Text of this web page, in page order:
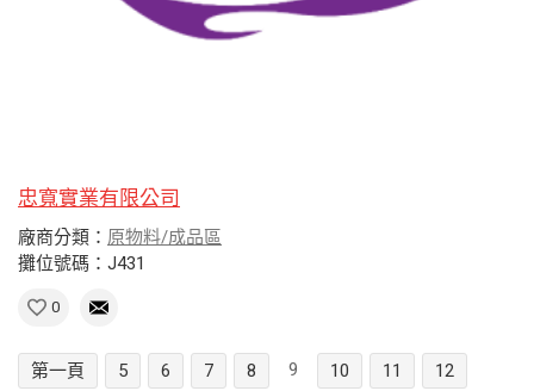
忠寬實業有限公司
廠商分類： 原物料/成品區
攤位號碼：J431
0
第一頁 5 6 7 8 9 10 11
12